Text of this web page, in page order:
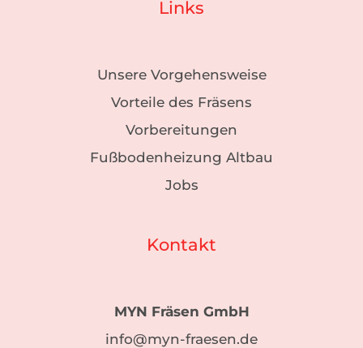
Links
Unsere Vorgehensweise
Vorteile des Fräsens
Vorbereitungen
Fußbodenheizung Altbau
Jobs
Kontakt
MYN Fräsen GmbH
info@myn-fraesen.de